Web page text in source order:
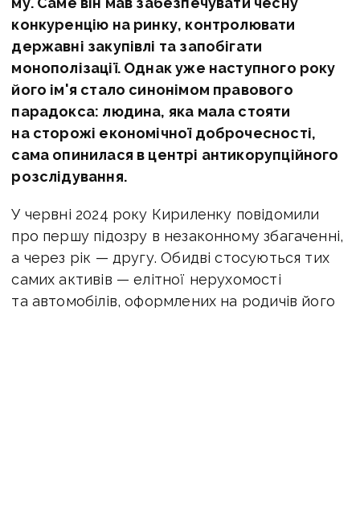
конкуренцію на ринку, контролювати
державні закупівлі та запобігати
монополізації. Однак уже наступного року
його ім'я стало синонімом правового
парадокса: людина, яка мала стояти
на сторожі економічної доброчесності,
сама опинилася в центрі антикорупційного
розслідування.
У червні 2024 року Кириленку повідомили
про першу підозру в незаконному збагаченні,
а через рік — другу. Обидві стосуються тих
самих активів — елітної нерухомості
та автомобілів, оформлених на родичів його